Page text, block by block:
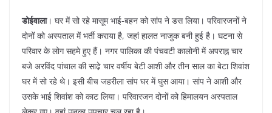
b
o
o
k
A
p
p
st a
m
dI
n
डोईवाला। घर में सो रहे मासूम भाई-बहन को सांप ने डस लिया। परिवारजनों ने
दोनों को अस्पताल में भर्ती कराया है, जहां हालत नाजुक बनी हुई है। घटना से
परिवार के लोग सहमे हुए हैं। नगर पालिका की पंचवटी कालोनी में अपराह्न चार
बजे अरविंद पांचाल की साढे़ चार वर्षीय बेटी आशी और तीन साल का बेटा शिवांश
घर में सो रहे थे। इसी बीच जहरीला सांप घर में घुस आया। सांप ने आशी और
उसके भाई शिवांश को काट लिया। परिवारजन दोनों को हिमालयन अस्पताल